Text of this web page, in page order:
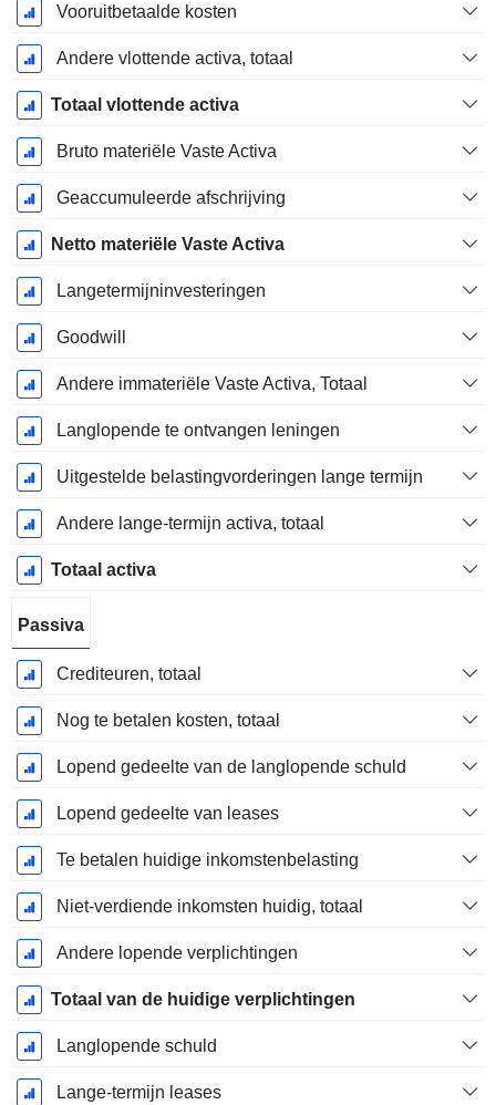
Vooruitbetaalde kosten
Andere vlottende activa, totaal
Totaal vlottende activa
Bruto materiële Vaste Activa
Geaccumuleerde afschrijving
Netto materiële Vaste Activa
Langetermijninvesteringen
Goodwill
Andere immateriële Vaste Activa, Totaal
Langlopende te ontvangen leningen
Uitgestelde belastingvorderingen lange termijn
Andere lange-termijn activa, totaal
Totaal activa
Passiva
Crediteuren, totaal
Nog te betalen kosten, totaal
Lopend gedeelte van de langlopende schuld
Lopend gedeelte van leases
Te betalen huidige inkomstenbelasting
Niet-verdiende inkomsten huidig, totaal
Andere lopende verplichtingen
Totaal van de huidige verplichtingen
Langlopende schuld
Lange-termijn leases